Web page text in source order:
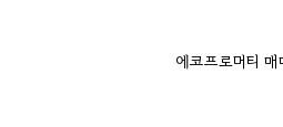
에코프로머티 매